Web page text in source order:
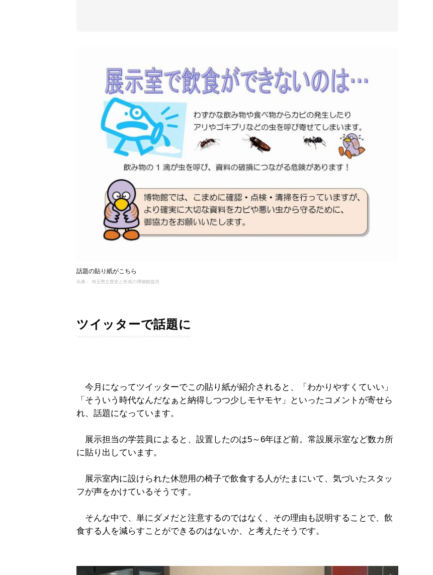
話題の貼り紙がこちら
出典： 埼玉県立歴史と民俗の博物館提供
ツイッターで話題に
今月になってツイッターでこの貼り紙が紹介されると、「わかりやすくていい」
「そういう時代なんだなぁと納得しつつ少しモヤモヤ」といったコメントが寄せら
れ、話題になっています。
展示担当の学芸員によると、設置したのは5～6年ほど前。常設展示室など数カ所
に貼り出しています。
展示室内に設けられた休憩用の椅子で飲食する人がたまにいて、気づいたスタッ
フが声をかけているそうです。
そんな中で、単にダメだと注意するのではなく、その理由も説明することで、飲
食する人を減らすことができるのはないか、と考えたそうです。